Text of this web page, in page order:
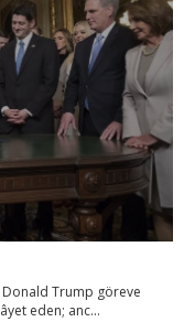
Donald Trump göreve
eden; anc...